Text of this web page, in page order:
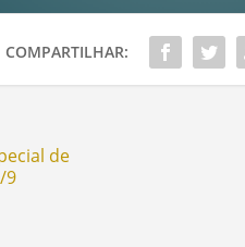
COMPARTILHAR:
de
9